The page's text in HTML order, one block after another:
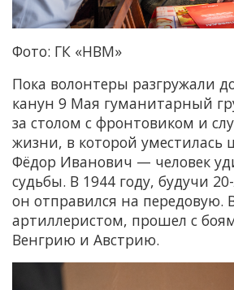
Фото: ГК «НВМ»
Пока волонтеры разгружали
канун 9 Мая гуманитарный
за столом с фронтовиком и
жизни, в которой уместилась
Фёдор Иванович — человек
судьбы. В 1944 году, будучи
он отправился на передовую.
артиллеристом, прошел с
Венгрию и Австрию.